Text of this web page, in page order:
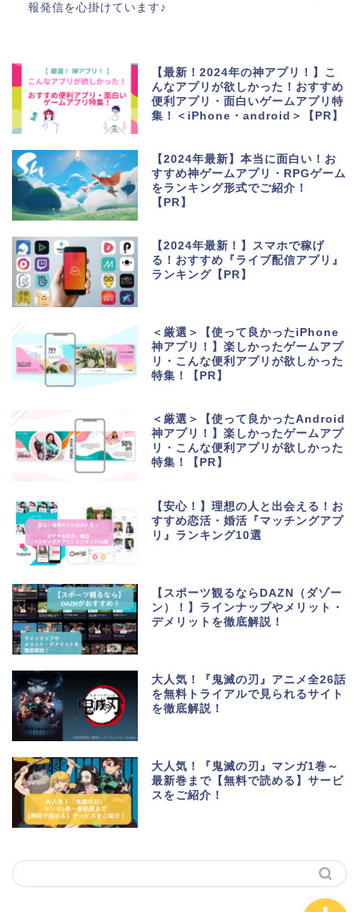
報発信を心掛けています♪
【最新！2024年の神アプリ！】こ
んなアプリが欲しかった！おすすめ
便利アプリ・面白いゲームアプリ特
集！＜iPhone・android＞【PR】
【2024年最新】本当に面白い！お
すすめ神ゲームアプリ・RPGゲーム
をランキング形式でご紹介！
【PR】
【2024年最新！】スマホで稼げ
る！おすすめ『ライブ配信アプリ』
ランキング【PR】
＜厳選＞【使って良かったiPhone
神アプリ！】楽しかったゲームアプ
リ・こんな便利アプリが欲しかった
特集！【PR】
＜厳選＞【使って良かったAndroid
神アプリ！】楽しかったゲームアプ
リ・こんな便利アプリが欲しかった
特集！【PR】
【安心！】理想の人と出会える！お
すすめ恋活・婚活『マッチングアプ
リ』ランキング10選
【スポーツ観るならDAZN（ダゾー
ン）！】ラインナップやメリット・
デメリットを徹底解説！
大人気！『鬼滅の刃』アニメ全26話
を無料トライアルで見られるサイト
を徹底解説！
大人気！『鬼滅の刃』マンガ1巻～
最新巻まで【無料で読める】サービ
スをご紹介！
生活便利アプリ・ゲーム
アプリ
ポイントサイト・お小遣
美容・健康・マッチング
動画・マンガ配信サービ